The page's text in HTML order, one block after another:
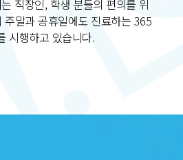
직장인, 학생 분들의 편의를 위
주말과 공휴일에도 진료하는 365
시행하고 있습니다.